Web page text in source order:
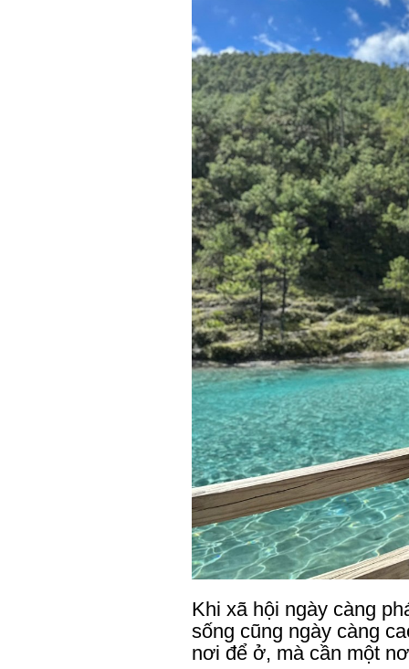
Khi xã hội ngày càng
sống cũng ngày càng
nơi để ở, mà cần một